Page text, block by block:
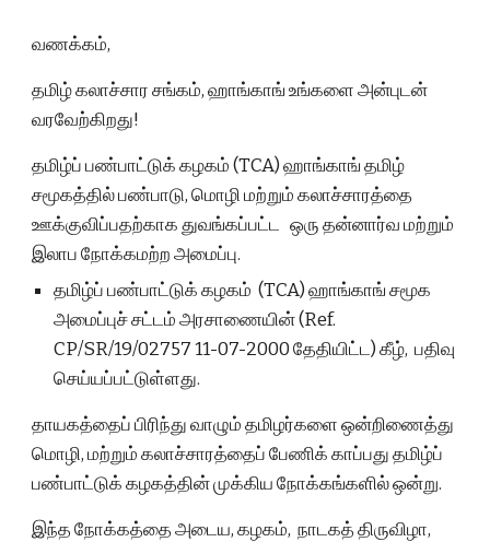
வணக்கம்,
தமிழ் கலாச்சார சங்கம், ஹாங்காங் உங்களை அன்புடன்
வரவேற்கிறது!
தமிழ்ப் பண்பாட்டுக் கழகம் (TCA) ஹாங்காங் தமிழ்
சமூகத்தில் பண்பாடு, மொழி மற்றும் கலாச்சாரத்தை
ஊக்குவிப்பதற்காக துவங்கப்பட்ட ஒரு தன்னார்வ மற்றும்
இலாப நோக்கமற்ற அமைப்பு.
தமிழ்ப் பண்பாட்டுக் கழகம் (TCA) ஹாங்காங் சமூக
அமைப்புச் சட்டம் அரசாணையின் (Ref.
CP/SR/19/02757 11-07-2000 தேதியிட்ட) கீழ், பதிவு
செய்யப்பட்டுள்ளது.
தாயகத்தைப் பிரிந்து வாழும் தமிழர்களை ஒன்றிணைத்து
மொழி, மற்றும் கலாச்சாரத்தைப் பேணிக் காப்பது தமிழ்ப்
பண்பாட்டுக் கழகத்தின் முக்கிய நோக்கங்களில் ஒன்று.
இந்த நோக்கத்தை அடைய, கழகம், நாடகத் திருவிழா,